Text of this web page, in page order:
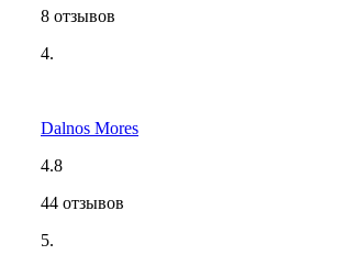
8 отзывов
4.
Dalnos Mores
4.8
44 отзывов
5.